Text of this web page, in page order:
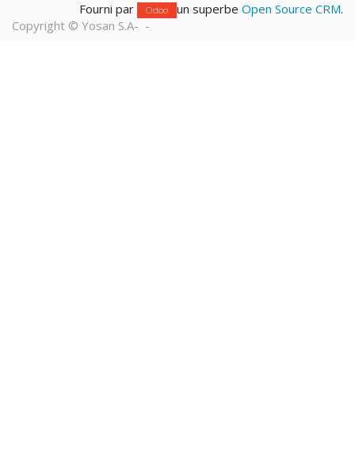
Fourni par Odoo un superbe Open Source CRM.
Copyright © Yosan S.A- -